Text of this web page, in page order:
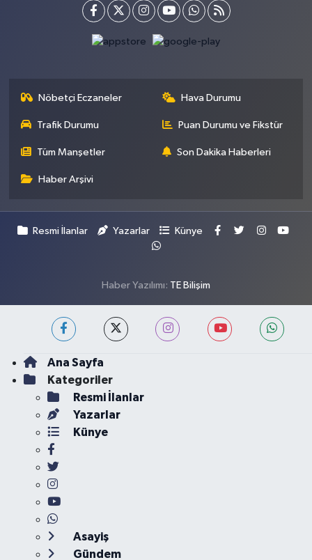
Nöbetçi Eczaneler Hava Durumu
Trafik Durumu Puan Durumu ve Fikstür
Tüm Manşetler Son Dakika Haberleri
Haber Arşivi
Resmi İlanlar Yazarlar Künye
Haber Yazılımı: TE Bilişim
Ana Sayfa
Kategoriler
Resmi İlanlar
Yazarlar
Künye
Asayiş
Gündem